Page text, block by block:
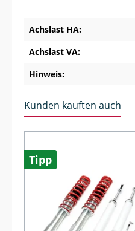
Achslast HA:
Achslast VA:
Hinweis:
Kunden kauften auch
Tipp